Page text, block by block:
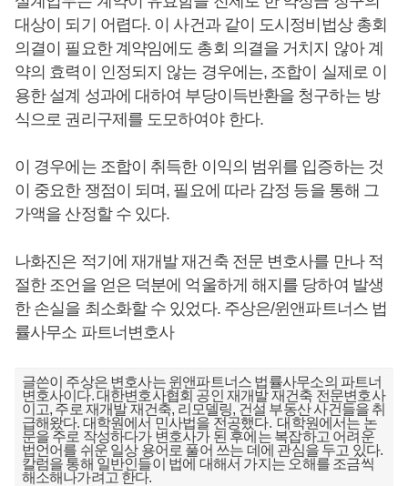
대상이 되기 어렵다. 이 사건과 같이 도시정비법상 총회
의결이 필요한 계약임에도 총회 의결을 거치지 않아 계
약의 효력이 인정되지 않는 경우에는, 조합이 실제로 이
용한 설계 성과에 대하여 부당이득반환을 청구하는 방
식으로 권리구제를 도모하여야 한다.
이 경우에는 조합이 취득한 이익의 범위를 입증하는 것
이 중요한 쟁점이 되며, 필요에 따라 감정 등을 통해 그
가액을 산정할 수 있다.
나화진은 적기에 재개발 재건축 전문 변호사를 만나 적
절한 조언을 얻은 덕분에 억울하게 해지를 당하여 발생
한 손실을 최소화할 수 있었다. 주상은/윈앤파트너스 법
률사무소 파트너변호사
글쓴이 주상은 변호사는 윈앤파트너스 법률사무소의 파트너
변호사이다. 대한변호사협회 공인 재개발 재건축 전문변호사
이고, 주로 재개발 재건축, 리모델링, 건설 부동산 사건들을 취
급해왔다. 대학원에서 민사법을 전공했다. 대학원에서는 논
문을 주로 작성하다가 변호사가 된 후에는 복잡하고 어려운
법언어를 쉬운 일상 용어로 풀어 쓰는 데에 관심을 두고 있다.
칼럼을 통해 일반인들이 법에 대해서 가지는 오해를 조금씩
해소해나가려고 한다.